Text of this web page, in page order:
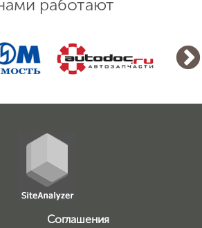
работают
Соглашения